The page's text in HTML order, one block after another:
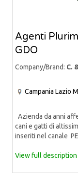
Agenti
GDO
Company/Brand: C.
Campania Lazio
Azienda da anni
cani e gatti di
inseriti nel canale
View full description